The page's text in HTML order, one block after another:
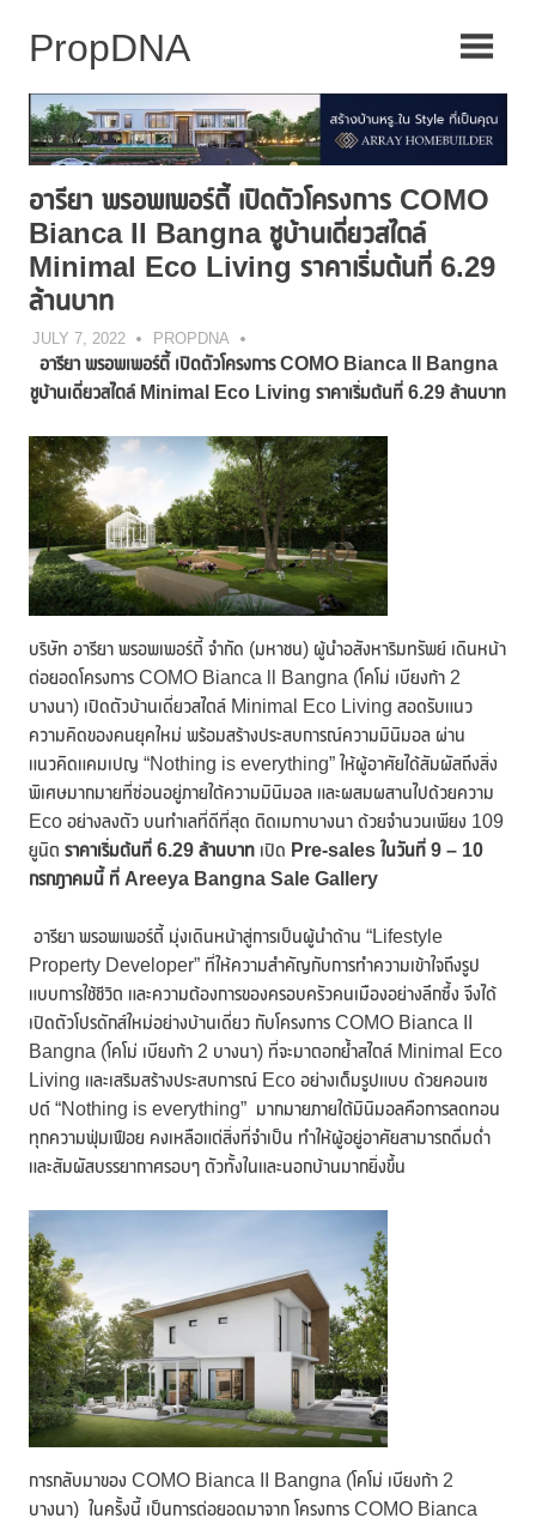
อารียา พรอพเพอร์ตี้ เปิดตัวโครงการ COMO
Bianca II Bangna ชูบ้านเดี่ยวสไตล์
Minimal Eco Living ราคาเริ่มต้นที่ 6.29
ล้านบาท
JULY 7, 2022 PROPDNA
อารียา พรอพเพอร์ตี้ เปิดตัวโครงการCOMO Bianca II Bangna
ชูบ้านเดี่ยวสไตล์ Minimal Eco Living ราคาเริ่มต้นที่ 6.29 ล้านบาท
บริษัท อารียา พรอพเพอร์ตี้ จำกัด (มหาชน) ผู้นำอสังหาริมทรัพย์ เดินหน้า
ต่อยอดโครงการ COMO Bianca ll Bangna (โคโม่ เบียงก้า 2
บางนา) เปิดตัวบ้านเดี่ยวสไตล์ Minimal Eco Living สอดรับแนว
ความคิดของคนยุคใหม่ พร้อมสร้างประสบการณ์ความมินิมอล ผ่าน
แนวคิดแคมเปญ “Nothing is everything” ให้ผู้อาศัยได้สัมผัสถึงสิ่ง
พิเศษมากมายที่ซ่อนอยู่ภายใต้ความมินิมอล และผสมผสานไปด้วยความ
Eco อย่างลงตัว บนทำเลที่ดีที่สุด ติดเมกาบางนา ด้วยจำนวนเพียง 109
ยูนิต ราคาเริ่มต้นที่ 6.29 ล้านบาท เปิด Pre-sales ในวันที่ 9 – 10
กรกฎาคมนี้ ที่ Areeya Bangna Sale Gallery
อารียา พรอพเพอร์ตี้ มุ่งเดินหน้าสู่การเป็นผู้นำด้าน “Lifestyle
Property Developer” ที่ให้ความสำคัญกับการทำความเข้าใจถึงรูป
แบบการใช้ชีวิต และความต้องการของครอบครัวคนเมืองอย่างลึกซึ้ง จึงได้
เปิดตัวโปรดักส์ใหม่อย่างบ้านเดี่ยว กับโครงการ COMO Bianca II
Bangna (โคโม่ เบียงก้า 2 บางนา) ที่จะมาตอกย้ำสไตล์ Minimal Eco
Living และเสริมสร้างประสบการณ์ Eco อย่างเต็มรูปแบบ ด้วยคอนเซ
ปต์ “Nothing is everything” มากมายภายใต้มินิมอลคือการลดทอน
ทุกความฟุ่มเฟือย คงเหลือแต่สิ่งที่จำเป็น ทำให้ผู้อยู่อาศัยสามารถดื่มด่ำ
และสัมผัสบรรยากาศรอบๆ ตัวทั้งในและนอกบ้านมากยิ่งขึ้น
การกลับมาของ COMO Bianca II Bangna (โคโม่ เบียงก้า 2
บางนา) ในครั้งนี้ เป็นการต่อยอดมาจาก โครงการ COMO Bianca